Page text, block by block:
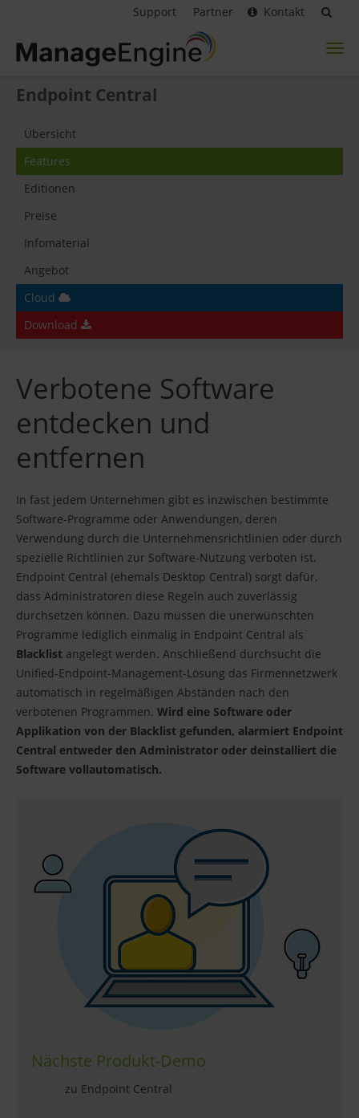
Support Partner Kontakt
Endpoint Central
Übersicht
Features
Editionen
Preise
Infomaterial
Angebot
Cloud
Download
Verbotene Software
entdecken und
entfernen
In fast jedem Unternehmen gibt es inzwischen bestimmte
Software-Programme oder Anwendungen, deren
Verwendung durch die Unternehmensrichtlinien oder durch
spezielle Richtlinien zur Software-Nutzung verboten ist.
Endpoint Central (ehemals Desktop Central) sorgt dafür,
dass Administratoren diese Regeln auch zuverlässig
durchsetzen können. Dazu müssen die unerwünschten
Programme lediglich einmalig in Endpoint Central als
Blacklist angelegt werden. Anschließend durchsucht die
Unified-Endpoint-Management-Lösung das Firmennetzwerk
automatisch in regelmäßigen Abständen nach den
verbotenen Programmen. Wird eine Software oder
Applikation von der Blacklist gefunden, alarmiert Endpoint
Central entweder den Administrator oder deinstalliert die
Software vollautomatisch.
Nächste Produkt-Demo
zu Endpoint Central